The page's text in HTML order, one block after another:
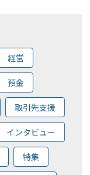
経営
預金
取引先支援
インタビュー
特集